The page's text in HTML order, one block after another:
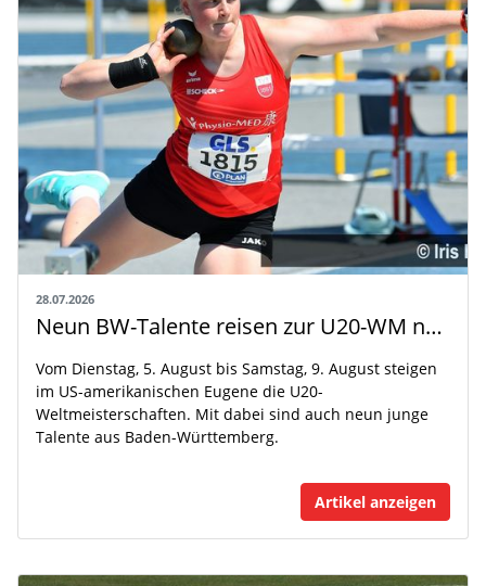
28.07.2026
Neun BW-Talente reisen zur U20-WM nach Eugene
Vom Dienstag, 5. August bis Samstag, 9. August steigen
im US-amerikanischen Eugene die U20-
Weltmeisterschaften. Mit dabei sind auch neun junge
Talente aus Baden-Württemberg.
Artikel anzeigen